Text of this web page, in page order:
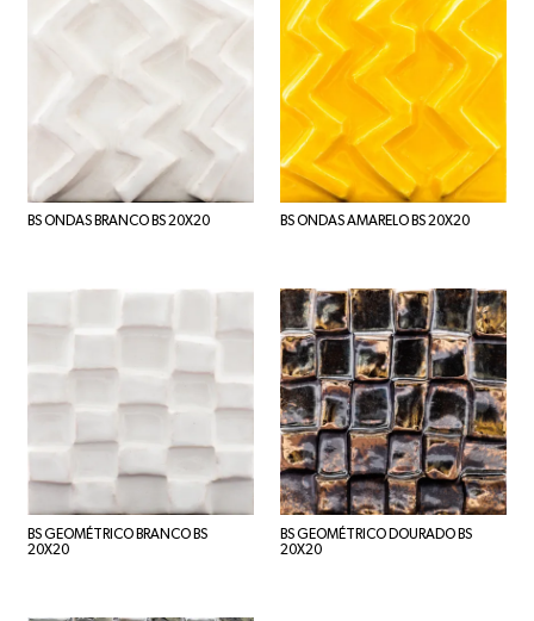
BS ONDAS BRANCO BS 20X20 BS ONDAS AMARELO BS 20X20
BS GEOMÉTRICO BRANCO BS
20X20
BS GEOMÉTRICO DOURADO BS
20X20